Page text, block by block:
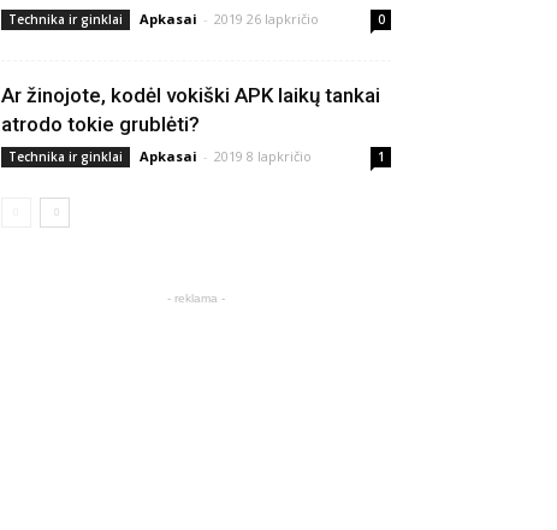
Technika ir ginklai Apkasai - 2019 26 lapkričio 0
Ar žinojote, kodėl vokiški APK laikų tankai
atrodo tokie grublėti?
Technika ir ginklai Apkasai - 2019 8 lapkričio 1
- reklama -